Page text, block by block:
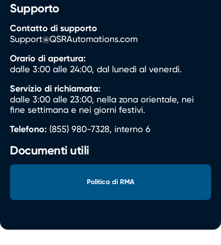
Supporto
Contatto di supporto
Support@QSRAutomations.com
Orario di apertura:
dalle 3:00 alle 24:00, dal lunedì al venerdì.
Servizio di richiamata:
dalle 3:00 alle 23:00, nella zona orientale, nei
fine settimana e nei giorni festivi.
Telefono: (855) 980-7328, interno 6
Documenti utili
Politica di RMA